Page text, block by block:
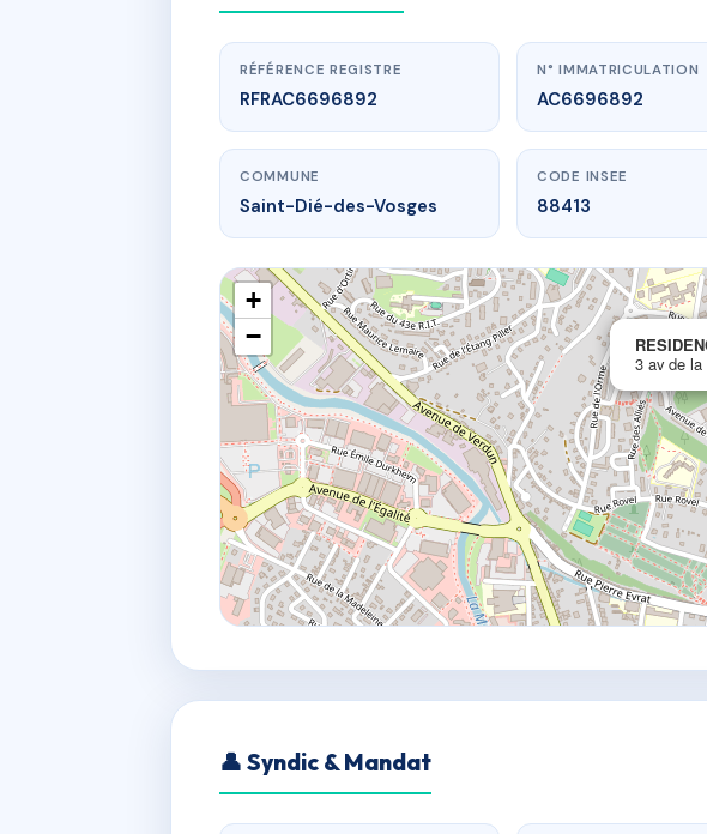
www.vme.plus/
RESIDENCE
3 av de la fontenelle88100
RÉFÉRENCE REGISTRE
RFRAC6696892
N° IMMATRICULATION
AC6696892
COMMUNE
Saint-Dié-des-Vosges
CODE INSEE
88413
3 av de la
+
−
👤 Syndic & Mandat